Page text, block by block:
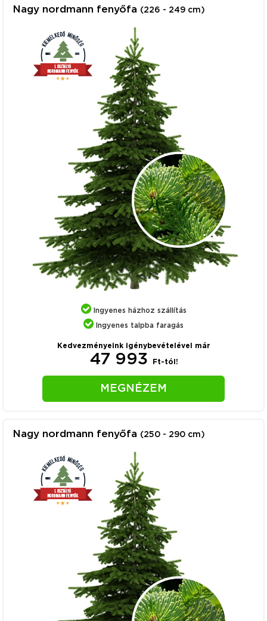
Nagy nordmann fenyőfa (226 - 249 cm)
Ingyenes házhoz szállítás
Ingyenes talpba faragás
Kedvezményeink igénybevételével már
47 993 Ft-tól!
MEGNÉZEM
Nagy nordmann fenyőfa (250 - 290 cm)